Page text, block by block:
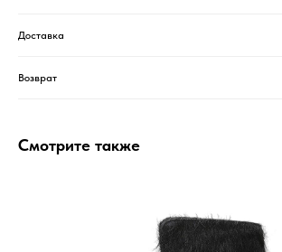
Доставка
Возврат
Смотрите также